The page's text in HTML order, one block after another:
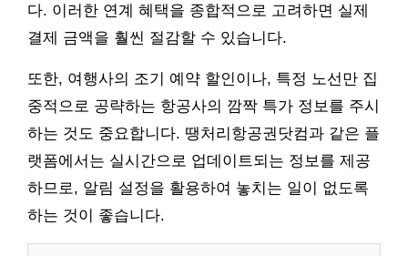
다. 이러한 연계 혜택을 종합적으로 고려하면 실제
결제 금액을 훨씬 절감할 수 있습니다.
또한, 여행사의 조기 예약 할인이나, 특정 노선만 집
중적으로 공략하는 항공사의 깜짝 특가 정보를 주시
하는 것도 중요합니다. 땡처리항공권닷컴과 같은 플
랫폼에서는 실시간으로 업데이트되는 정보를 제공
하므로, 알림 설정을 활용하여 놓치는 일이 없도록
하는 것이 좋습니다.